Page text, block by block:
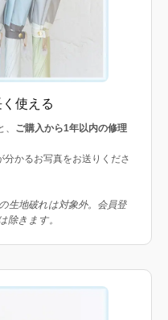
使える
ご購入から1年以内の修理
かるお写真をお送りくださ
生地破れは対象外。会員登
除きます。